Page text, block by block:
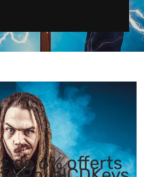
de 6% offerts